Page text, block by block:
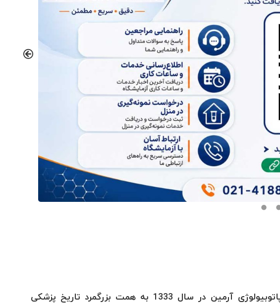
آزمایشگاه پاتوبیولوژی آرمین در سال 1333 به همت بزرگمرد تاریخ پزشکی